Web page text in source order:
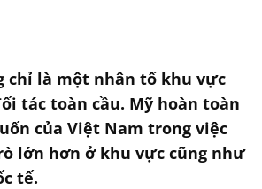
chỉ là một nhân tố khu vực
tác toàn cầu. Mỹ hoàn toàn
của Việt Nam trong việc
lớn hơn ở khu vực cũng như
tế.